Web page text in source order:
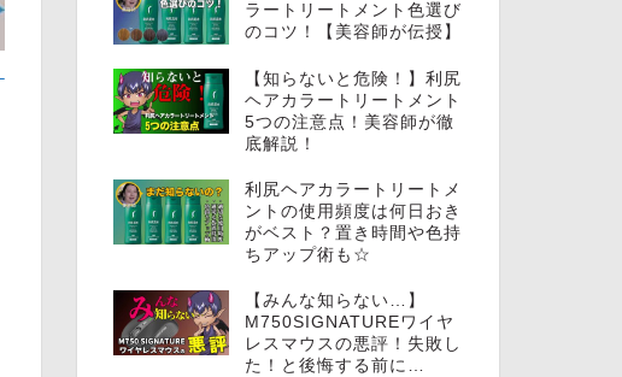
ラートリートメント色選び
のコツ！【美容師が伝授】
【知らないと危険！】利尻
ヘアカラートリートメント
5つの注意点！美容師が徹
底解説！
利尻ヘアカラートリートメ
ントの使用頻度は何日おき
がベスト？置き時間や色持
ちアップ術も☆
【みんな知らない…】
M750SIGNATUREワイヤ
レスマウスの悪評！失敗し
た！と後悔する前に…